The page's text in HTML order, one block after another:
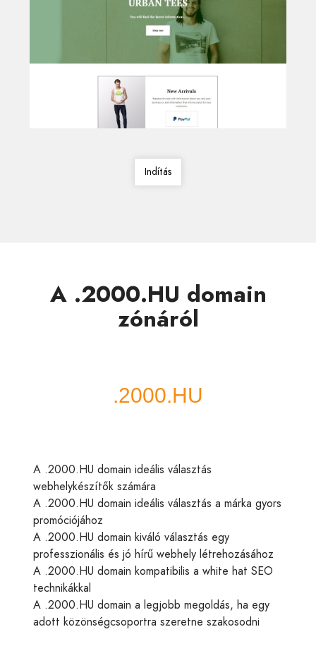
Indítás
A .2000.HU domain
zónáról
A .2000.HU domain ideális választás
webhelykészítők számára
A .2000.HU domain ideális választás a márka gyors
promóciójához
A .2000.HU domain kiváló választás egy
professzionális és jó hírű webhely létrehozásához
A .2000.HU domain kompatibilis a white hat SEO
technikákkal
A .2000.HU domain a legjobb megoldás, ha egy
adott közönségcsoportra szeretne szakosodni